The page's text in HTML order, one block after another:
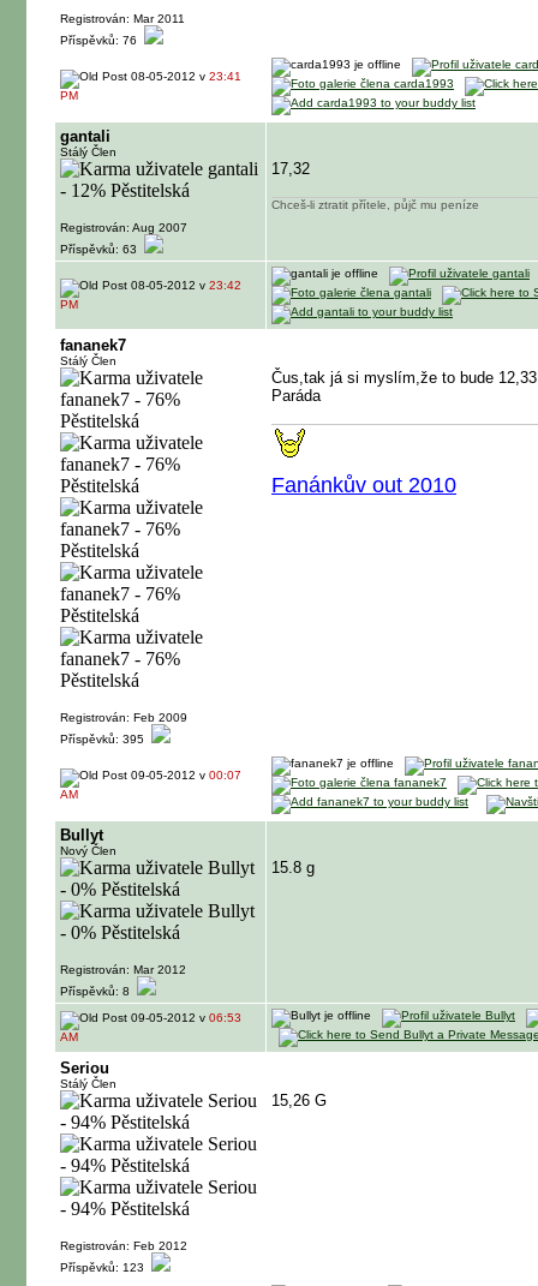
Registrován: Mar 2011
Příspěvků: 76
08-05-2012 v 23:41
PM
gantali
Stálý Člen
Registrován: Aug 2007
Příspěvků: 63
17,32
Chceš-li ztratit přítele, půjč mu peníze
08-05-2012 v 23:42
PM
fananek7
Stálý Člen
Registrován: Feb 2009
Příspěvků: 395
Čus,tak já si myslím,že to bude
Paráda
Fanánkův out 2010
09-05-2012 v 00:07
AM
Bullyt
Nový Člen
Registrován: Mar 2012
Příspěvků: 8
15.8 g
09-05-2012 v 06:53
AM
Seriou
Stálý Člen
Registrován: Feb 2012
Příspěvků: 123
15,26 G